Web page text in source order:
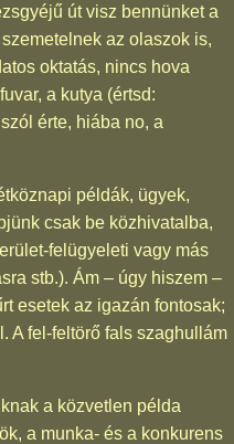
út visz bennünket a
az olaszok is,
oktatás, nincs hova
a kutya (értsd:
érte, hiába no, a
példák, ügyek,
csak be közhivatalba,
felügyeleti vagy más
stb.). Ám – úgy hiszem –
esetek az igazán fontosak;
A fel-feltörő fals szaghullám
a közvetlen példa
a munka- és a konkurens